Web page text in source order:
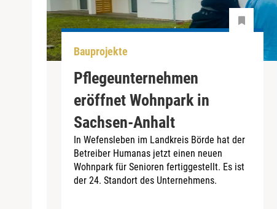
Bauprojekte
Pflegeunternehmen
eröffnet Wohnpark in
Sachsen-Anhalt
In Wefensleben im Landkreis Börde hat der
Betreiber Humanas jetzt einen neuen
Wohnpark für Senioren fertiggestellt. Es ist
der 24. Standort des Unternehmens.